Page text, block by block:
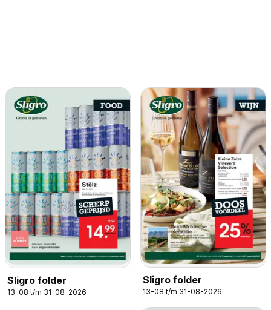
Sligro folder
13-08 t/m 31-08-2026
Sligro folder
13-08 t/m 31-08-2026